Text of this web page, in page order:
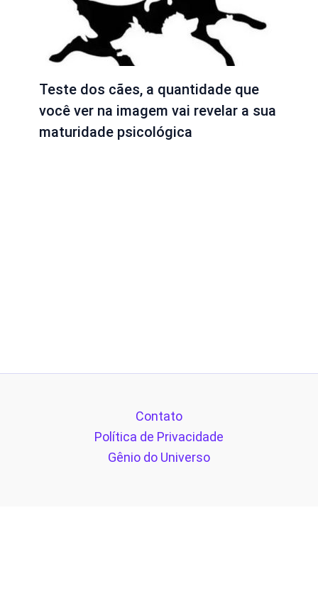
Teste dos cães, a quantidade que
você ver na imagem vai revelar a sua
maturidade psicológica
Contato
Política de Privacidade
Gênio do Universo